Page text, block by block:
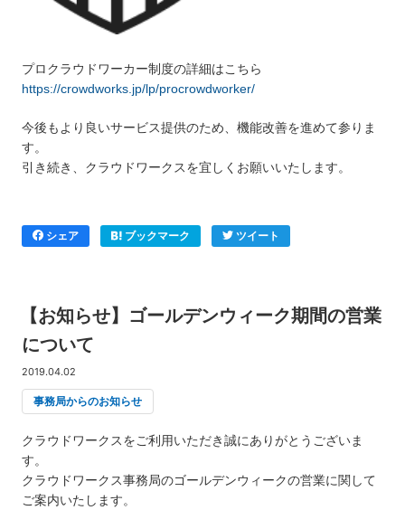
プロクラウドワーカー制度の詳細はこちら
https://crowdworks.jp/lp/procrowdworker/
今後もより良いサービス提供のため、機能改善を進めて参りま
す。
引き続き、クラウドワークスを宜しくお願いいたします。
シェア ブックマーク ツイート
【お知らせ】ゴールデンウィーク期間の営業
について
2019.04.02
事務局からのお知らせ
クラウドワークスをご利用いただき誠にありがとうございま
す。
クラウドワークス事務局のゴールデンウィークの営業に関して
ご案内いたします。